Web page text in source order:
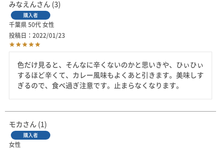
みなえん 3
購入者
千葉県 50代 女性
投稿日
2022/01/23
色だけ見ると、そんなに辛くないのかと思いきや、ひぃひぃ
するほど辛くて、カレー風味もよくあと引きます。美味しす
ぎるので、食べ過ぎ注意です。止まらなくなります。
モカ 1
購入者
女性